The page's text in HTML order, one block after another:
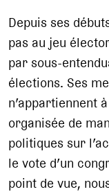
Depuis ses
pas au jeu
par sous-
élections. Ses
n’appartiennent
organisée de
politiques sur
le vote d’un
point de vue,